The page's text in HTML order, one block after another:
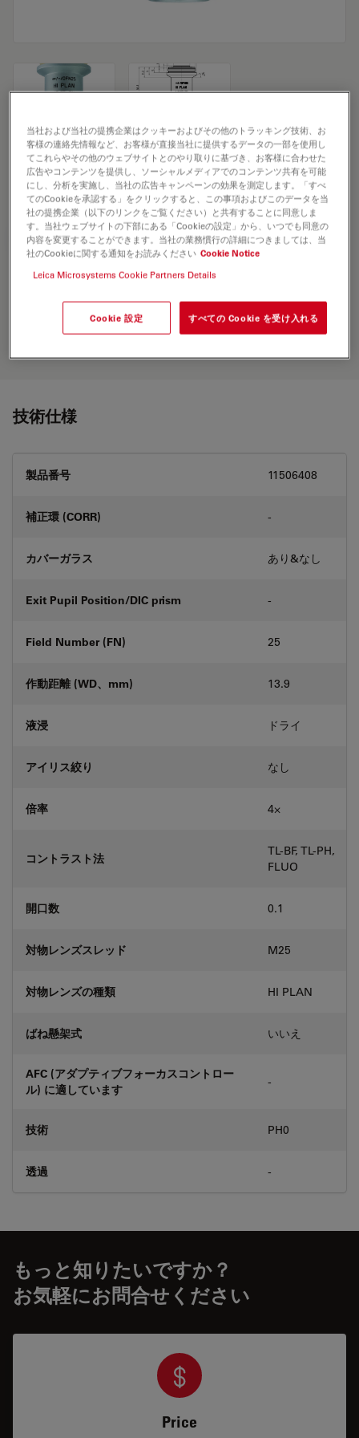
Microscope Objective HI PLAN 4x/0,10
PH0
見積依頼
Discover the perfect solution. Explore
our
Objective Finder, compare
alternatives, and find the best fit for
技術仕様
製品番号 11506408
補正環 (CORR) -
カバーガラス あり&なし
Exit Pupil Position/DIC prism -
Field Number (FN) 25
作動距離 (WD、mm) 13.9
液浸 ドライ
アイリス絞り なし
倍率 4⨉
コントラスト法
TL-BF, TL-PH,
FLUO
開口数 0.1
対物レンズスレッド M25
対物レンズの種類 HI PLAN
ばね懸架式 いいえ
AFC (アダプティブフォーカスコントロー
ル) に適しています
-
技術 PH0
透過 -
もっと知りたいですか？
お気軽にお問合せください
Price
当社および当社の提携企業はクッキーおよびその他のトラッキング技術、お
客様の連絡先情報など、お客様が直接当社に提供するデータの一部を使用し
てこれらやその他のウェブサイトとのやり取りに基づき、お客様に合わせた
広告やコンテンツを提供し、ソーシャルメディアでのコンテンツ共有を可能
にし、分析を実施し、当社の広告キャンペーンの効果を測定します。「すべ
てのCookieを承認する」をクリックすると、この事項およびこのデータを当
社の提携企業（以下のリンクをご覧ください）と共有することに同意しま
す。当社ウェブサイトの下部にある「Cookieの設定」から、いつでも同意の
内容を変更することができます。当社の業務慣行の詳細につきましては、当
社のCookieに関する通知をお読みください Cookie Notice
Leica Microsystems Cookie Partners Details
Cookie 設定 すべての Cookie を受け入れる